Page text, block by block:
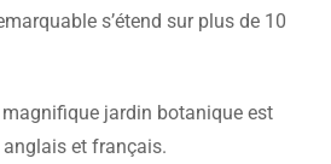
s’étend sur plus de 10
jardin botanique est
anglais et français.